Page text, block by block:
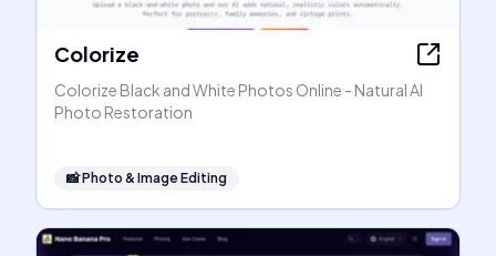
Colorize
Colorize Black and White Photos Online - Natural AI
Photo Restoration
📸Photo & Image Editing